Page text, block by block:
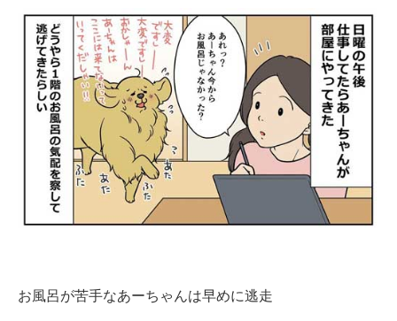
企業向けIT製品の総合サイト
IT製品の技術・比較・事例
製造業のIT導入・活用を支援
モノづくり技術者専門サイト
エレクトロニクス専門サイト
電子設計の基本と応用
建設×テクノロジーの最前線
お風呂が苦手なあーちゃんは早めに逃走